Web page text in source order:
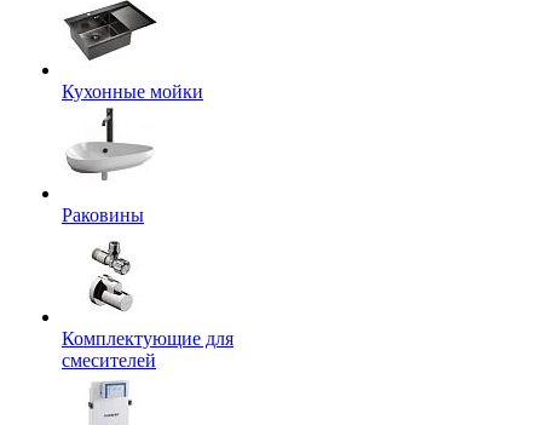
Кухонные мойки
Раковины
Комплектующие для
смесителей